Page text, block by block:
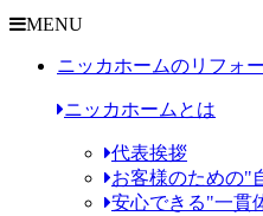
MENU
ニッカホームのリフォ
ニッカホームとは
代表挨拶
お客様のための"
安心できる"一貫